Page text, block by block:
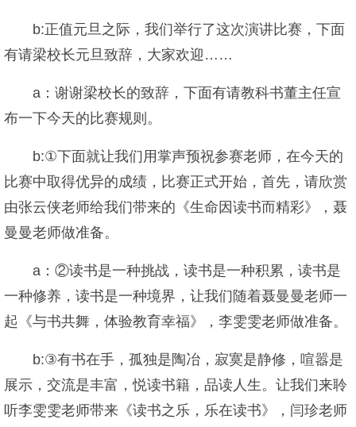
b:正值元旦之际，我们举行了这次演讲比赛，下面
有请梁校长元旦致辞，大家欢迎……
a：谢谢梁校长的致辞，下面有请教科书董主任宣
布一下今天的比赛规则。
b:①下面就让我们用掌声预祝参赛老师，在今天的
比赛中取得优异的成绩，比赛正式开始，首先，请欣赏
由张云侠老师给我们带来的《生命因读书而精彩》，聂
曼曼老师做准备。
a：②读书是一种挑战，读书是一种积累，读书是
一种修养，读书是一种境界，让我们随着聂曼曼老师一
起《与书共舞，体验教育幸福》，李雯雯老师做准备。
b:③有书在手，孤独是陶冶，寂寞是静修，喧嚣是
展示，交流是丰富，悦读书籍，品读人生。让我们来聆
听李雯雯老师带来《读书之乐，乐在读书》，闫珍老师